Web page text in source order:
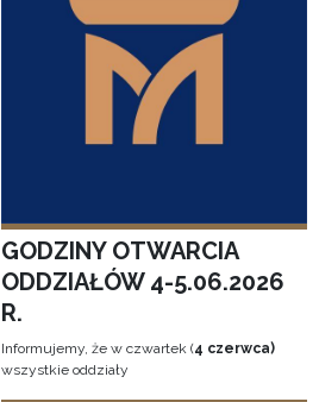
GODZINY OTWARCIA
ODDZIAŁÓW 4-5.06.2026
R.
Informujemy, że w czwartek (4 czerwca)
wszystkie oddziały